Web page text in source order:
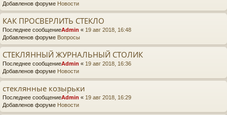
Добавленов форуме Новости
КАК ПРОСВЕРЛИТЬ СТЕКЛО
Последнее сообщениеAdmin « 19 авг 2018, 16:48
Добавленов форуме Вопросы
СТЕКЛЯННЫЙ ЖУРНАЛЬНЫЙ СТОЛИК
Последнее сообщениеAdmin « 19 авг 2018, 16:36
Добавленов форуме Новости
стеклянные козырьки
Последнее сообщениеAdmin « 19 авг 2018, 16:29
Добавленов форуме Новости